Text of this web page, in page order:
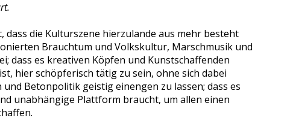
dass die Kulturszene hierzulande aus mehr besteht
Brauchtum und Volkskultur, Marschmusik und
dass es kreativen Köpfen und Kunstschaffenden
hier schöpferisch tätig zu sein, ohne sich dabei
Betonpolitik geistig einengen zu lassen; dass es
unabhängige Plattform braucht, um allen einen